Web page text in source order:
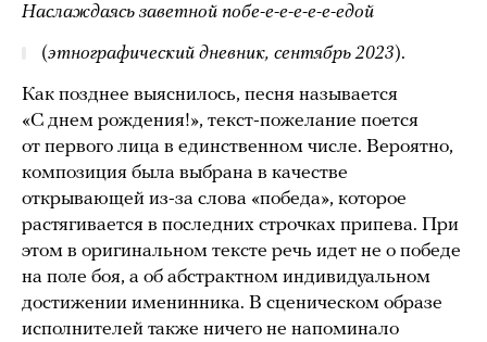
Наслаждаясь заветной побе-е-е-е-е-е-едой
(этнографический дневник, сентябрь 2023).
Как позднее выяснилось, песня называется
«С днем рождения!», текст-пожелание поется
от первого лица в единственном числе. Вероятно,
композиция была выбрана в качестве
открывающей из-за слова «победа», которое
растягивается в последних строчках припева. При
этом в оригинальном тексте речь идет не о победе
на поле боя, а об абстрактном индивидуальном
достижении именинника. В сценическом образе
исполнителей также ничего не напоминало